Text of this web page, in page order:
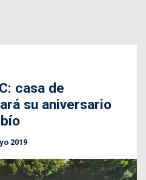
casa de
su aniversario
2019